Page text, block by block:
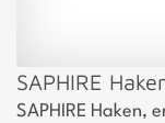
SAPHIRE
SAPHIRE Haken,